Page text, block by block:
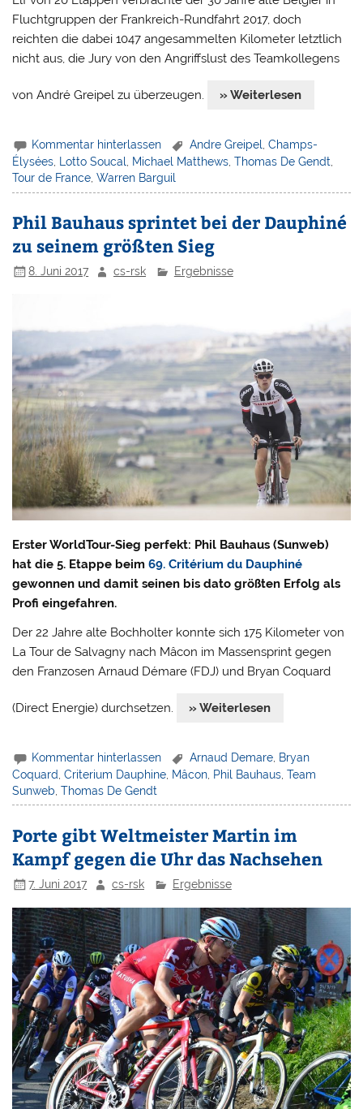
Fluchtgruppen der Frankreich-Rundfahrt 2017, doch
reichten die dabei 1047 angesammelten Kilometer letztlich
nicht aus, die Jury von den Angriffslust des Teamkollegens
von André Greipel zu überzeugen. » Weiterlesen
Kommentar hinterlassen Andre Greipel ,Champs-
Élysées
Lotto Soucal Michael Matthews ,Thomas De Gendt
Tour de France ,Warren Barguil
Phil Bauhaus sprintet bei der Dauphiné
zu seinem größten Sieg
8. Juni 2017 cs-rsk Ergebnisse
Erster WorldTour-Sieg perfekt: Phil Bauhaus (Sunweb)
hat die 5. Etappe beim69. Critérium du Dauphiné
gewonnen und damit seinen bis dato größten Erfolg als
Profi eingefahren.
Der 22 Jahre alte Bochholter konnte sich 175 Kilometer von
La Tour de Salvagny nach Mâcon im Massensprint gegen
den Franzosen Arnaud Démare (FDJ) und Bryan Coquard
(Direct Energie) durchsetzen. » Weiterlesen
Kommentar hinterlassen Arnaud Demare Bryan
Coquard ,Criterium Dauphine Mâcon Phil Bauhaus ,Team
Sunweb ,Thomas De Gendt
Porte gibt Weltmeister Martin im
Kampf gegen die Uhr das Nachsehen
7. Juni 2017 cs-rsk Ergebnisse